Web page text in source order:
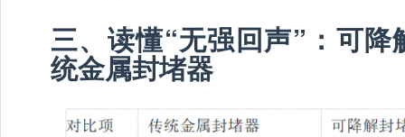
三、读懂“无强回声”：可
统金属封堵器